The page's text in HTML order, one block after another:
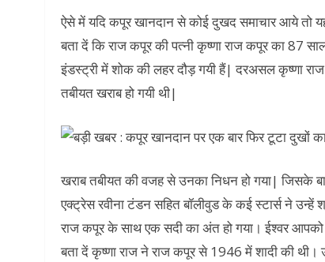
ऐसे में यदि कपूर खानदान से कोई दुखद समाचार आये तो
बता दें कि राज कपूर की पत्नी कृष्णा राज कपूर का 87
इंडस्ट्री में शोक की लहर दौड़ गयी हैं| दरअसल कृष्णा
तबीयत खराब हो गयी थी|
खराब तबीयत की वजह से उनका निधन हो गया| जिसके
एक्ट्रेस रवीना टंडन सहित बॉलीवुड के कई स्टार्स ने उन्हें
राज कपूर के साथ एक सदी का अंत हो गया। ईश्वर
बता दें कृष्णा राज ने राज कपूर से 1946 में शादी की